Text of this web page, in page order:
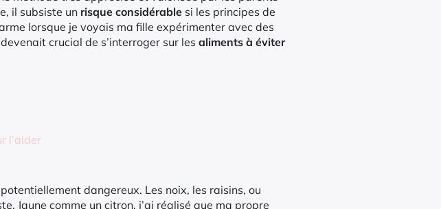
il subsiste un risque considérable si les principes de
lorsque je voyais ma fille expérimenter avec des
crucial de s’interroger sur les aliments à éviter
l’aider
dangereux. Les noix, les raisins, ou
Jaune comme un citron, j’ai réalisé que ma propre